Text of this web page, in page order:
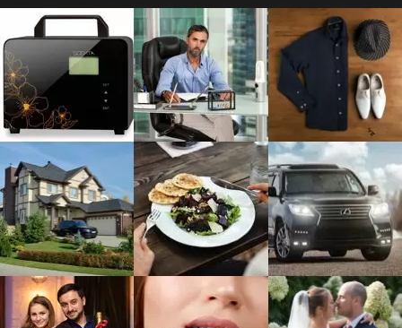
Предметная
фотосъемка для
каталога
Портретная
фотосъемка - Бизнес-
портрет
Фотосъемка одежды
в раскладку или на
модели
Фотосъемка жилой и
коммерческой
недвижимости
Фуд-фотосъемка еды
и напитков для меню
Фотосъемка
автомобилей и
другого транспорта
Репортажная съемка
мероприятий и
событий
Ювелирная
фотосъемка
украшений
Свадебная
фотосъемка